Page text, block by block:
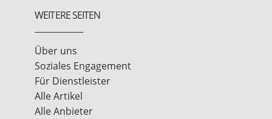
WEITERE SEITEN
Über uns
Soziales Engagement
Für Dienstleister
Alle Artikel
Alle Anbieter